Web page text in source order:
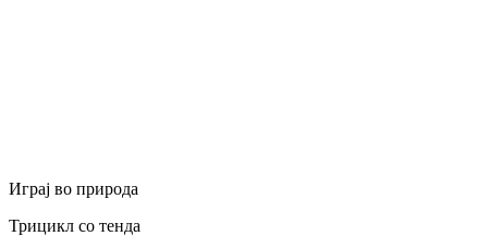
Играј во природа
Трицикл со тенда